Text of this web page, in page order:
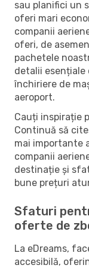
sau planifici un
oferi mari
companii
oferi, de
pachetele
detalii esențiale
închiriere de
aeroport.
Cauți inspirație
Continuă să
mai importante
companii
destinație și
bune prețuri
Sfaturi
oferte de
La eDreams,
accesibilă,